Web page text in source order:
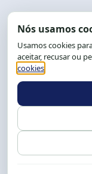
Tel.: (71)
Siga